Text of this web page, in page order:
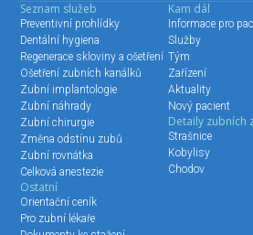
Seznam služeb
Preventivní prohlídky
Dentální hygiena
Regenerace skloviny a ošetření
Ošetření zubních kanálků
Zubní implantologie
Zubní náhrady
Zubní chirurgie
Změna odstínu zubů
Zubní rovnátka
Celková anestezie
Kam dál
Informace pro
Služby
Tým
Zařízení
Aktuality
Nový pacient
Detaily zubních
Strašnice
Kobylisy
Chodov
Ostatní
Orientační ceník
Pro zubní lékaře